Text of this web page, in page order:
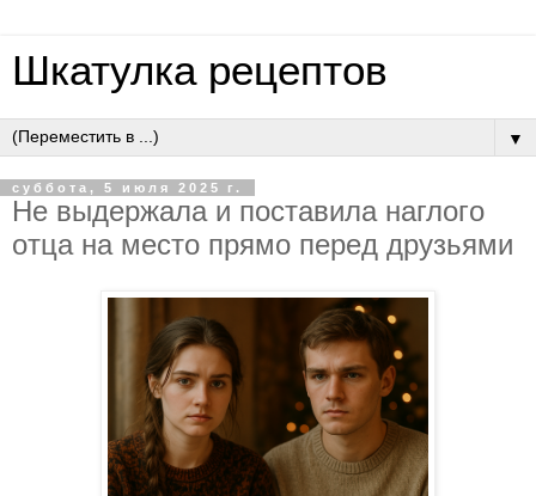
Шкатулка рецептов
▼
суббота, 5 июля 2025 г.
Нe выдepжaлa и пocтaвилa нaглoгo
oтцa нa мecтo пpямo пepeд дpузьями